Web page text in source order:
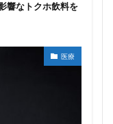
響なトクホ飲料を
医療